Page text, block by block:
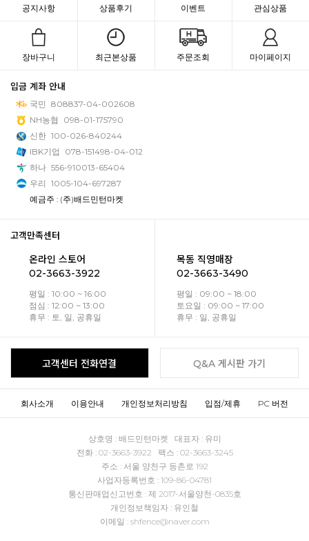
공지사항 상품후기 이벤트 관심상품
장바구니 최근본상품 주문조회 마이페이지
입금 계좌 안내
국민 808837-04-002608
NH농협
098-01-175790
신한 100-026-840244
IBK기업
078-151498-04-012
하나 556-910013-65404
우리 1005-104-697287
예금주 : (주)배드민턴마켓
고객만족센터
온라인 스토어
02-3663-3922
평일 : 10:00 ~ 16:00
점심 : 12:00 ~ 13:00
휴무 : 토, 일, 공휴일
목동 직영매장
02-3663-3490
평일 : 09:00 ~ 18:00
토요일 : 09:00 ~ 17:00
휴무 : 일, 공휴일
고객센터 전화연결 Q&A 게시판 가기
회사소개 이용안내 개인정보처리방침 입점/제휴 PC 버전
상호명 : 배드민턴마켓 대표자 : 유미
전화 : 02-3663-3922 팩스 : 02-3663-3245
주소 : 서울 양천구 등촌로 192
사업자등록번호 : 109-86-04781
통신판매업신고번호 : 제 2017-서울양천-0835호
개인정보책임자 : 유인철
이메일 : shfence@naver.com